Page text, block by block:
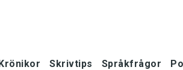
Skrivtips Språkfrågor